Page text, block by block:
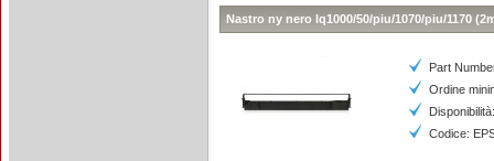
Nastro ny nero lq1000/50/piu/1070/piu/1170
Part
Ordine
Codice: